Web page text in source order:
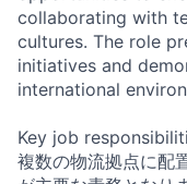
collaborating with
cultures. The role
initiatives and
international
Key job
複数の物流拠点に配